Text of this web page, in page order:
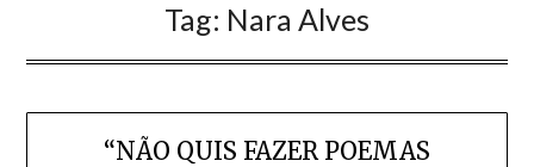
Tag: Nara Alves
“NÃO QUIS FAZER POEMAS